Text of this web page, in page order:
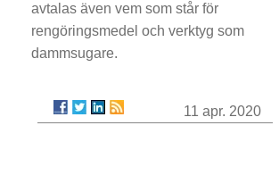
avtalas även vem som står för
rengöringsmedel och verktyg som
dammsugare.
11 apr. 2020